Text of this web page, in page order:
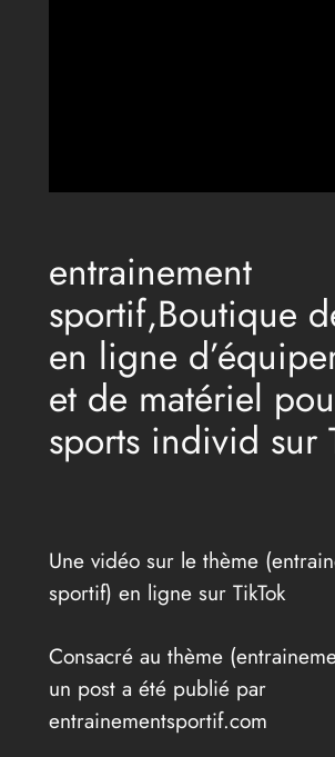
entrainement
sportif,Boutique
en ligne
et de matériel
sports individ sur
Une vidéo sur le thème
sportif) en ligne sur TikTok
Consacré au thème
un post a été publié par
entrainementsportif.com